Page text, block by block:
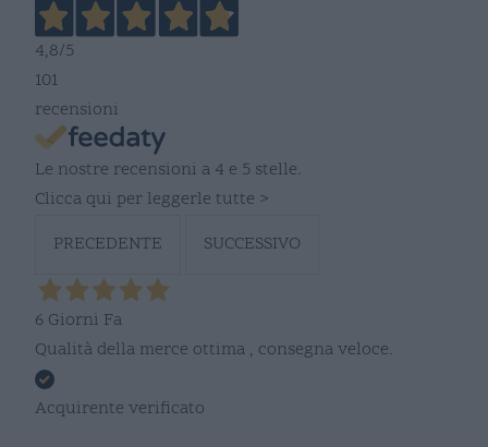
4,8/5
101
recensioni
Le nostre recensioni a 4 e 5 stelle.
Clicca qui per leggerle tutte >
PRECEDENTE
SUCCESSIVO
6 Giorni Fa
Qualità della merce ottima , consegna veloce.
Acquirente verificato